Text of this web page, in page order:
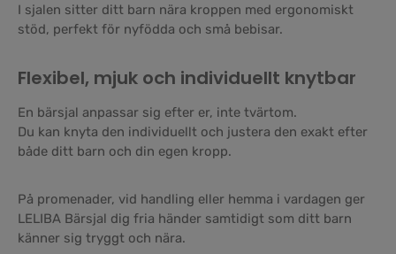
I sjalen sitter ditt barn nära kroppen med ergonomiskt
stöd, perfekt för nyfödda och små bebisar.
Flexibel, mjuk och individuellt knytbar
En bärsjal anpassar sig efter er, inte tvärtom.
Du kan knyta den individuellt och justera den exakt efter
både ditt barn och din egen kropp.
På promenader, vid handling eller hemma i vardagen ger
LELIBA Bärsjal dig fria händer samtidigt som ditt barn
känner sig tryggt och nära.